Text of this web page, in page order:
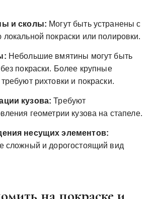
и сколы: Могут быть устранены с
покраски или полировки.
Небольшие вмятины могут быть
покраски. Более крупные
рихтовки и покраски.
кузова: Требуют
геометрии кузова на стапеле.
несущих элементов:
сложный и дорогостоящий вид